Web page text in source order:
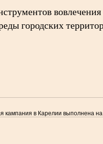
городских
кампания в Карелии выполнена